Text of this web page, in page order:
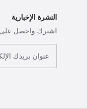
النشرة الإخبارية
اشترك واحصل
عنوان بريدك